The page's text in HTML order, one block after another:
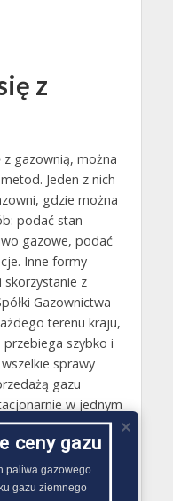
z
gazownią, można
Jeden z nich
gdzie można
podać stan
gazowe, podać
Inne formy
z
Gazownictwa
terenu kraju,
przebiega szybko i
sprawy
gazu
w jednym
Spółki
ceny gazu
paliwa gazowego
gazu ziemnego